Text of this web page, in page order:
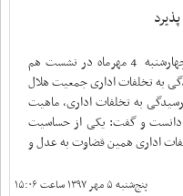
نماینده ولی فقیه در جمعیت هلال احمر روز چهارشنبه 4 مهرماه در نشست هم
به تخلفات اداری جمعیت هلال
به تخلفات اداری، ماهیت
دانست و گفت: یکی از حساسیت
اداری همین قضاوت به عدل و
پنج‌شنبه ۵ مهر ۱۳۹۷ ساعت ۱۵:۰۶